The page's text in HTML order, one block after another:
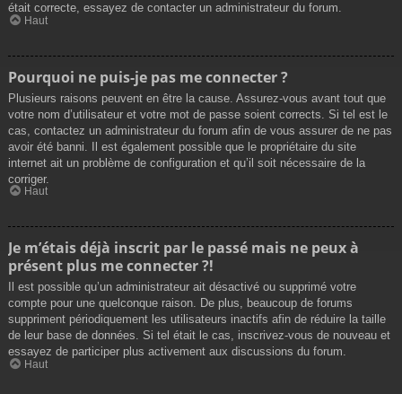
était correcte, essayez de contacter un administrateur du forum.
Haut
Pourquoi ne puis-je pas me connecter ?
Plusieurs raisons peuvent en être la cause. Assurez-vous avant tout que
votre nom d’utilisateur et votre mot de passe soient corrects. Si tel est le
cas, contactez un administrateur du forum afin de vous assurer de ne pas
avoir été banni. Il est également possible que le propriétaire du site
internet ait un problème de configuration et qu’il soit nécessaire de la
corriger.
Haut
Je m’étais déjà inscrit par le passé mais ne peux à
présent plus me connecter ?!
Il est possible qu’un administrateur ait désactivé ou supprimé votre
compte pour une quelconque raison. De plus, beaucoup de forums
suppriment périodiquement les utilisateurs inactifs afin de réduire la taille
de leur base de données. Si tel était le cas, inscrivez-vous de nouveau et
essayez de participer plus activement aux discussions du forum.
Haut